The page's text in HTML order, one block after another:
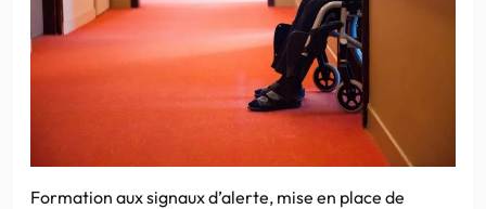
Formation aux signaux d’alerte, mise en place de